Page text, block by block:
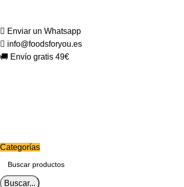
Enviar un Whatsapp
info@foodsforyou.es
🚚 Envío gratis 49€
Categorías
Buscar...